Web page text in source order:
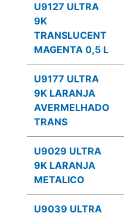
U9127 ULTRA
9K
TRANSLUCENT
MAGENTA 0,5 L
U9177 ULTRA
9K LARANJA
AVERMELHADO
TRANS
U9029 ULTRA
9K LARANJA
METALICO
U9039 ULTRA